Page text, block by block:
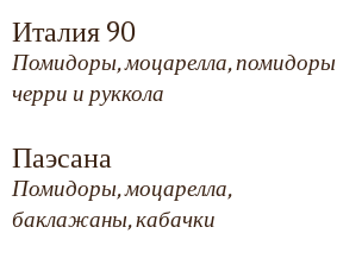
Италия 90
Помидоры, моцарелла, помидоры
черри и руккола
Паэсана
Помидоры, моцарелла,
баклажаны, кабачки